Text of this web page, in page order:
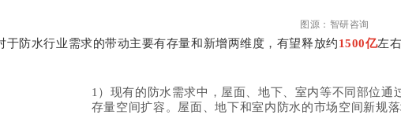
图源：智研咨询
于防水行业需求的带动主要有存量和新增两维度，有望释放约1500亿左
1）现有的防水需求中，屋面、地下、室内等不同部位通
存量空间扩容。屋面、地下和室内防水的市场空间新规